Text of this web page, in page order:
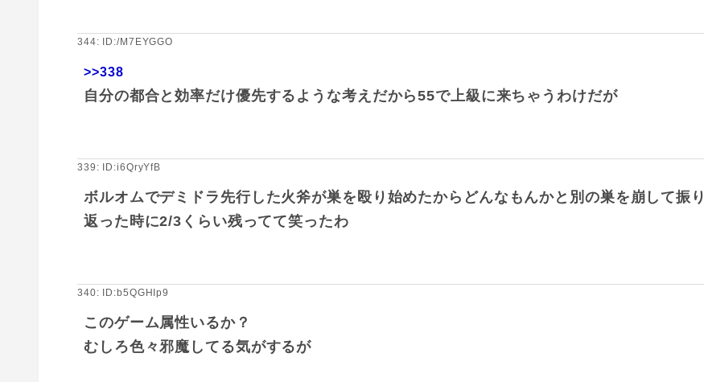
344: ID:/M7EYGGO
>>338
自分の都合と効率だけ優先するような考えだから55で上級に来ちゃうわけだが
339: ID:i6QryYfB
ボルオムでデミドラ先行した火斧が巣を殴り始めたからどんなもんかと別の巣を崩して振り
返った時に2/3くらい残ってて笑ったわ
340: ID:b5QGHIp9
このゲーム属性いるか？
むしろ色々邪魔してる気がするが